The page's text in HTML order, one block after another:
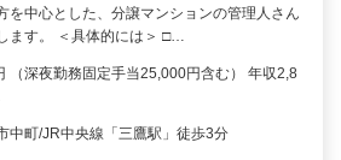
を中心とした、分譲マンションの管理人さん
ます。 ＜具体的には＞ □…
（深夜勤務固定手当25,000円含む） 年収2,8
中町/JR中央線「三鷹駅」徒歩3分